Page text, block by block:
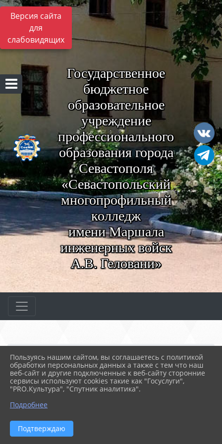
Версия сайта
для
слабовидящих
Государственное
бюджетное
образовательное
учреждение
профессионального
образования города
Севастополя
«Севастопольский
многопрофильный
колледж
имени Маршала
инженерных войск
А.В. Геловани»
Главная ВАЖНОЕ Центр карьеры
ЦЕНТР КАРЬЕРЫ
Пользуясь нашим сайтом, вы соглашаетесь с политикой
обработки персональных данных а также с тем что наш
веб-сайт и другие подключенные к веб-сайту сторонние
сервисы используют cookies такие как "Госуслуги",
"PRO.Культура", "Спутник аналитика".
Подробнее
Подтверждаю